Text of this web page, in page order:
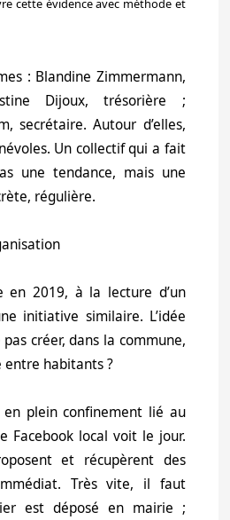
cette évidence avec méthode et
: Blandine Zimmermann,
Dijoux, trésorière ;
secrétaire. Autour d’elles,
Un collectif qui a fait
une tendance, mais une
régulière.
en 2019, à la lecture d’un
initiative similaire. L’idée
créer, dans la commune,
entre habitants ?
en plein confinement lié au
Facebook local voit le jour.
et récupèrent des
Très vite, il faut
est déposé en mairie ;